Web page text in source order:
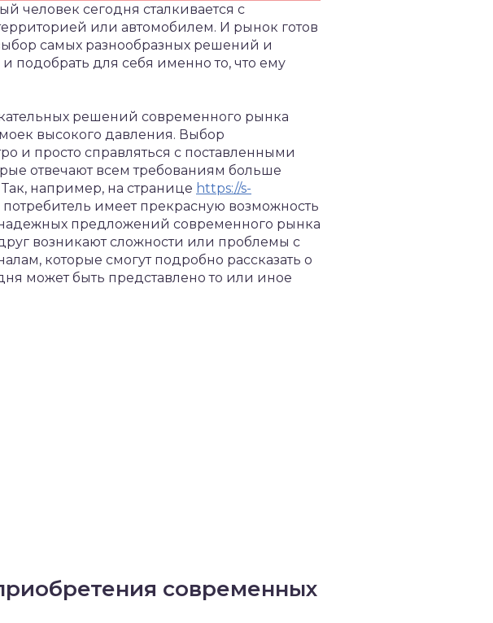
человек сегодня сталкивается с
или автомобилем. И рынок готов
самых разнообразных решений и
подобрать для себя именно то, что ему
решений современного рынка
высокого давления. Выбор
и просто справляться с поставленными
отвечают всем требованиям больше
например, на странице https://s-
имеет прекрасную возможность
предложений современного рынка
возникают сложности или проблемы с
которые смогут подробно рассказать о
может быть представлено то или иное
современных